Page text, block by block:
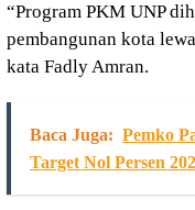
“Program PKM UNP
pembangunan kota
kata Fadly Amran.
Baca Juga: Pemko
Target Nol Persen